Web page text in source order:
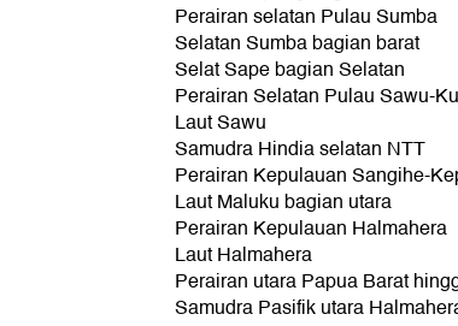
Perairan selatan Pulau Sumba
Selatan Sumba bagian barat
Selat Sape bagian Selatan
Perairan Selatan Pulau Sawu-
Laut Sawu
Samudra Hindia selatan NTT
Perairan Kepulauan Sangihe-
Laut Maluku bagian utara
Perairan Kepulauan Halmahera
Laut Halmahera
Perairan utara Papua Barat
Samudra Pasifik utara